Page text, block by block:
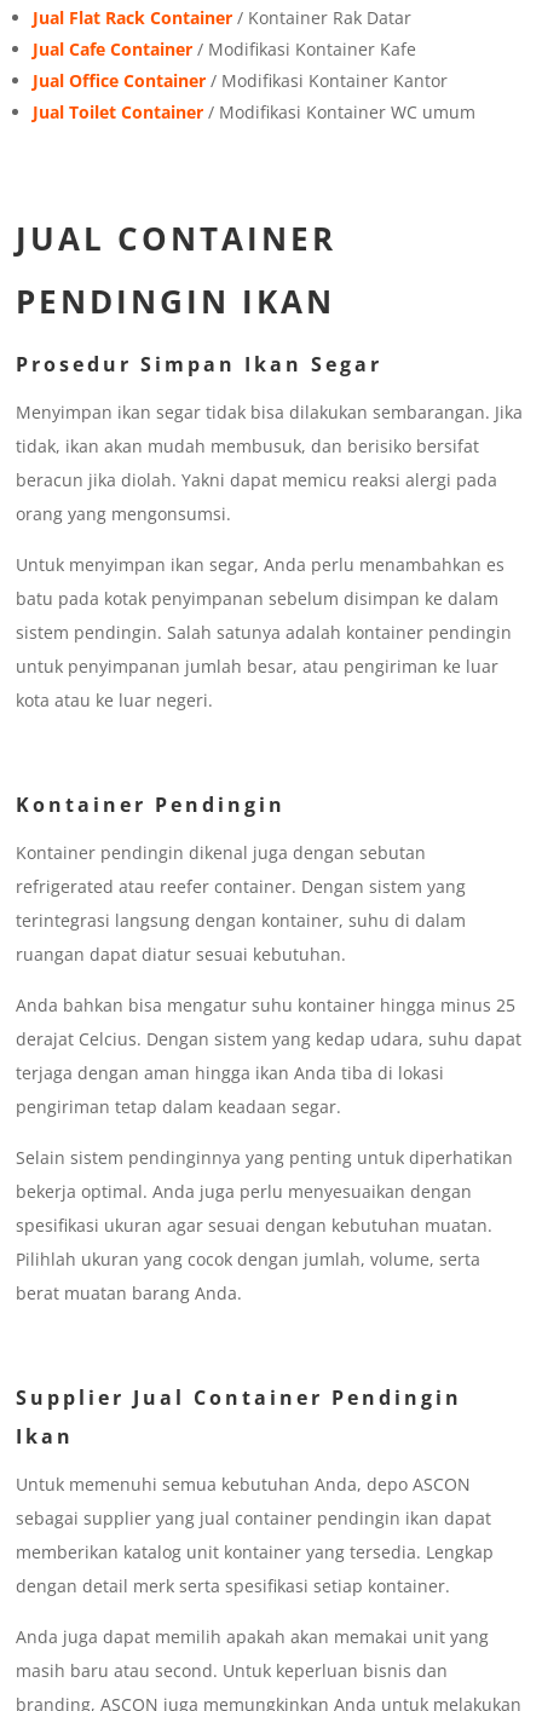
Jual Flat Rack Container / Kontainer Rak Datar
Jual Cafe Container / Modifikasi Kontainer Kafe
Jual Office Container / Modifikasi Kontainer Kantor
Jual Toilet Container / Modifikasi Kontainer WC umum
JUAL CONTAINER
PENDINGIN IKAN
Prosedur Simpan Ikan Segar
Menyimpan ikan segar tidak bisa dilakukan sembarangan. Jika
tidak, ikan akan mudah membusuk, dan berisiko bersifat
beracun jika diolah. Yakni dapat memicu reaksi alergi pada
orang yang mengonsumsi.
Untuk menyimpan ikan segar, Anda perlu menambahkan es
batu pada kotak penyimpanan sebelum disimpan ke dalam
sistem pendingin. Salah satunya adalah kontainer pendingin
untuk penyimpanan jumlah besar, atau pengiriman ke luar
kota atau ke luar negeri.
Kontainer Pendingin
Kontainer pendingin dikenal juga dengan sebutan
refrigerated atau reefer container. Dengan sistem yang
terintegrasi langsung dengan kontainer, suhu di dalam
ruangan dapat diatur sesuai kebutuhan.
Anda bahkan bisa mengatur suhu kontainer hingga minus 25
derajat Celcius. Dengan sistem yang kedap udara, suhu dapat
terjaga dengan aman hingga ikan Anda tiba di lokasi
pengiriman tetap dalam keadaan segar.
Selain sistem pendinginnya yang penting untuk diperhatikan
bekerja optimal. Anda juga perlu menyesuaikan dengan
spesifikasi ukuran agar sesuai dengan kebutuhan muatan.
Pilihlah ukuran yang cocok dengan jumlah, volume, serta
berat muatan barang Anda.
Supplier Jual Container Pendingin
Ikan
Untuk memenuhi semua kebutuhan Anda, depo ASCON
sebagai supplier yang jual container pendingin ikan dapat
memberikan katalog unit kontainer yang tersedia. Lengkap
dengan detail merk serta spesifikasi setiap kontainer.
Anda juga dapat memilih apakah akan memakai unit yang
masih baru atau second. Untuk keperluan bisnis dan
branding, ASCON juga memungkinkan Anda untuk melakukan